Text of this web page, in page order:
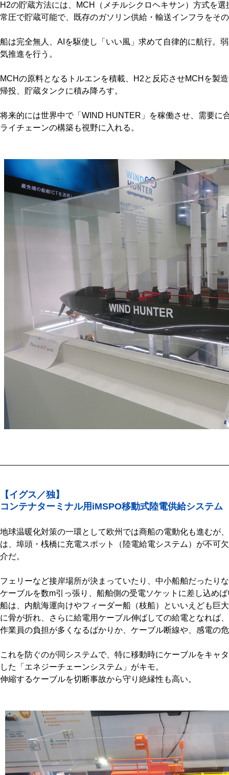
H2の貯蔵方法には、MCH（メチルシクロヘキサン）方式を
常圧で貯蔵可能で、既存のガソリン供給・輸送インフラをそ
船は完全無人、AIを駆使し「いい風」求めて自律的に航行。
気推進を行う。
MCHの原料となるトルエンを積載、H2と反応させMCHを製
帰投、貯蔵タンクに積み降ろす。
将来的には世界中で「WIND HUNTER」を稼働させ、需要に
ライチェーンの構築も視野に入れる。
【イグス／独】
コンテナターミナル用iMSPO移動式陸電供給システム
地球温暖化対策の一環として欧州では商船の電動化も進むが
は、埠頭・桟橋に充電スポット（陸電給電システム）が不可
介だ。
フェリーなど接岸場所が決まっていたり、中小船舶だったり
ケーブルを数m引っ張り、船舶側の受電ソケットに差し込め
船は、内航海運向けやフィーダー船（枝船）といいえども巨
に骨が折れ、さらに給電用ケーブル伸ばしての給電となれば
作業員の負担が多くなるばかりか、ケーブル断線や、感電の
これを防ぐのが同システムで、特に移動時にケーブルをキャ
した「エネジーチェーンシステム」がキモ。
伸縮するケーブルを切断事故から守り絶縁性も高い。